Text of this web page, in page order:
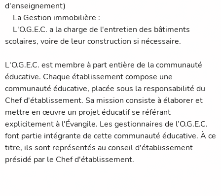
d'enseignement)
La Gestion immobilière :
L'O.G.E.C. a la charge de l'entretien des bâtiments
scolaires, voire de leur construction si nécessaire.
L'O.G.E.C. est membre à part entière de la communauté
éducative. Chaque établissement compose une
communauté éducative, placée sous la responsabilité du
Chef d'établissement. Sa mission consiste à élaborer et
mettre en œuvre un projet éducatif se référant
explicitement à l'Évangile. Les gestionnaires de l’O.G.E.C.
font partie intégrante de cette communauté éducative. À ce
titre, ils sont représentés au conseil d'établissement
présidé par le Chef d'établissement.